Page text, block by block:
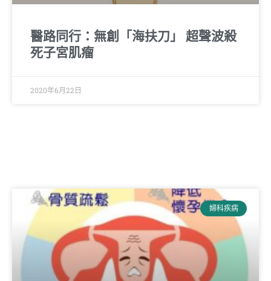
醫路同行：無創「海扶刀」 超聲波殺
死子宮肌瘤
2020年6月22日
婦科疾病